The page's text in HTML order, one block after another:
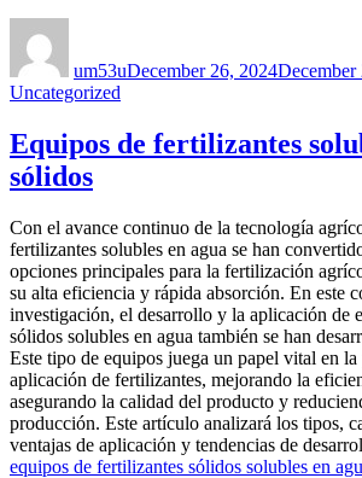
um53uDecember 26, 2024December
Uncategorized
Equipos de fertilizantes
sólidos
Con el avance continuo de la tecnología
fertilizantes solubles en agua se han
opciones principales para la fertilización
su alta eficiencia y rápida absorción. En este
investigación, el desarrollo y la aplicación de
sólidos solubles en agua también se han
Este tipo de equipos juega un papel vital en
aplicación de fertilizantes, mejorando la
asegurando la calidad del producto y
producción. Este artículo analizará los tipos,
ventajas de aplicación y tendencias de
equipos de fertilizantes sólidos solubles en